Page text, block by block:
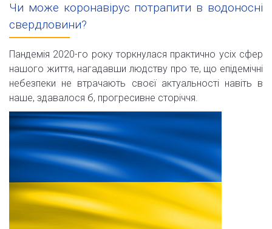
Чи може коронавірус потрапити в водоносні
свердловини?
Пандемія 2020-го року торкнулася практично усіх сфер
нашого життя, нагадавши людству про те, що епідемічні
небезпеки не втрачають своєї актуальності навіть в
наше, здавалося б, прогресивне сторіччя.